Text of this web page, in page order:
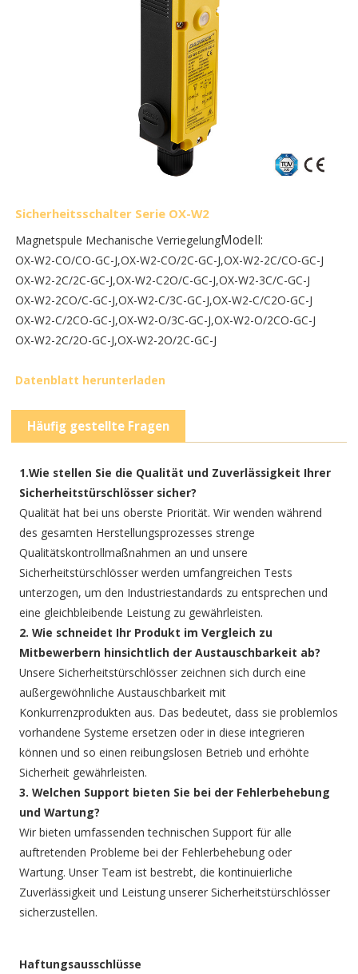
Sicherheitsschalter Serie OX-W2
Magnetspule Mechanische VerriegelungModell:
OX-W2-CO/CO-GC-J,OX-W2-CO/2C-GC-J,OX-W2-2C/CO-GC-J
OX-W2-2C/2C-GC-J,OX-W2-C2O/C-GC-J,OX-W2-3C/C-GC-J
OX-W2-2CO/C-GC-J,OX-W2-C/3C-GC-J,OX-W2-C/C2O-GC-J
OX-W2-C/2CO-GC-J,OX-W2-O/3C-GC-J,OX-W2-O/2CO-GC-J
OX-W2-2C/2O-GC-J,OX-W2-2O/2C-GC-J
Datenblatt herunterladen
Häufig gestellte Fragen
1.Wie stellen Sie die Qualität und Zuverlässigkeit Ihrer
Sicherheitstürschlösser sicher?
Qualität hat bei uns oberste Priorität. Wir wenden während
des gesamten Herstellungsprozesses strenge
Qualitätskontrollmaßnahmen an und unsere
Sicherheitstürschlösser werden umfangreichen Tests
unterzogen, um den Industriestandards zu entsprechen und
eine gleichbleibende Leistung zu gewährleisten.
2. Wie schneidet Ihr Produkt im Vergleich zu
Mitbewerbern hinsichtlich der Austauschbarkeit ab?
Unsere Sicherheitstürschlösser zeichnen sich durch eine
außergewöhnliche Austauschbarkeit mit
Konkurrenzprodukten aus. Das bedeutet, dass sie problemlos
vorhandene Systeme ersetzen oder in diese integrieren
können und so einen reibungslosen Betrieb und erhöhte
Sicherheit gewährleisten.
3. Welchen Support bieten Sie bei der Fehlerbehebung
und Wartung?
Wir bieten umfassenden technischen Support für alle
auftretenden Probleme bei der Fehlerbehebung oder
Wartung. Unser Team ist bestrebt, die kontinuierliche
Zuverlässigkeit und Leistung unserer Sicherheitstürschlösser
sicherzustellen.
Haftungsausschlüsse